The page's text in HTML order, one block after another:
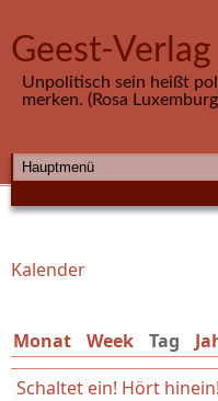
Geest-Verlag
Unpolitisch sein heißt
merken. (Rosa
HAUPTMENÜ
Sie sind hier
Kalender
Monat Week Tag
Schaltet ein! Hört